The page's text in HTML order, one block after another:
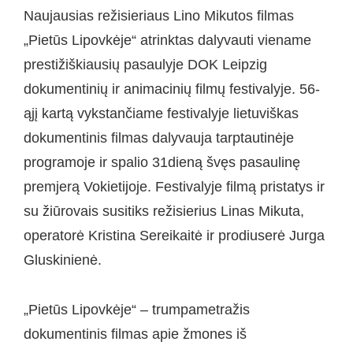
Naujausias režisieriaus Lino Mikutos filmas
„Pietūs Lipovkėje“ atrinktas dalyvauti viename
prestižiškiausių pasaulyje DOK Leipzig
dokumentinių ir animacinių filmų festivalyje. 56-
ąjį kartą vykstančiame festivalyje lietuviškas
dokumentinis filmas dalyvauja tarptautinėje
programoje ir spalio 31dieną švęs pasaulinę
premjerą Vokietijoje. Festivalyje filmą pristatys ir
su žiūrovais susitiks režisierius Linas Mikuta,
operatorė Kristina Sereikaitė ir prodiuserė Jurga
Gluskinienė.
„Pietūs Lipovkėje“ – trumpametražis
dokumentinis filmas apie žmones iš